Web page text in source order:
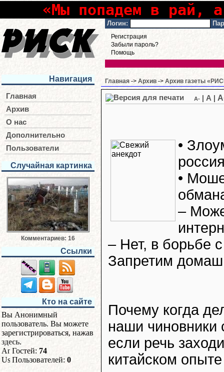
«Мы попадем в рай,
Логин:
Регистрация
Забыли пароль?
Помощь
Навигация
Главная
Архив
О нас
Дополнительно
Пользователи
Случайная картинка
Комментариев: 16
Ссылки
Кто на сайте
Вы Анонимный
пользователь. Вы можете
зарегистрироваться, нажав
здесь.
Гостей: 74
Пользователей: 0
Главная -> Архив -> Архив газеты
A- A
•
•
–
– Нет, в борьбе
Запретим
Почему когда
наши чиновники
если речь
китайском